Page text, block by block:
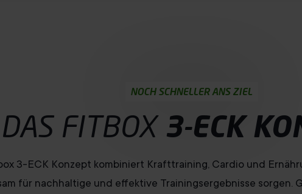
NOCH SCHNELLER ANS ZIEL
DAS FITBOX 3-ECK
3-ECK Konzept kombiniert Krafttraining, Cardio und
für nachhaltige und effektive Trainingsergebnisse sorgen.